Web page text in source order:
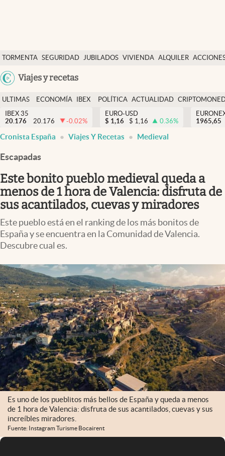
TORMENTA SEGURIDAD JUBILADOS VIVIENDA ALQUILER
USA
Viajes y recetas
Economía y finanzas
Política
Actualidad
Criptomonedas
España
ULTIMAS
NOTICIAS
ECONOMÍA
FINANZAS
IBEX
EURO
POLÍTICA ACTUALIDAD
IBEX 35
20.176
20.176 -0.02%
EURO-USD
$ 1,16 $ 1,16 0.36%
1965,65
Cronista España Viajes Y Recetas Medieval
Escapadas
Este bonito pueblo medieval queda a
menos de 1 hora de Valencia: disfruta de
sus acantilados, cuevas y miradores
Este pueblo está en el ranking de los más bonitos de
España y se encuentra en la Comunidad de Valencia.
Descubre cual es.
Es uno de los pueblitos más bellos de España y queda a menos
de 1 hora de Valencia: disfruta de sus acantilados, cuevas y sus
increíbles miradores.
Fuente: Instagram Turisme Bocairent